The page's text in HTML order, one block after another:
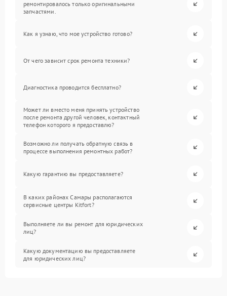
ремонтировалось только оригинальными
запчастями.
Как я узнаю, что мое устройство готово?
От чего зависит срок ремонта техники?
Диагностика проводится бесплатно?
Может ли вместо меня принять устройство
после ремонта другой человек, контактный
телефон которого я предоставлю?
Возможно ли получать обратную связь в
процессе выполнения ремонтных работ?
Какую гарантию вы предоставляете?
В каких районах Самары располагаются
сервисные центры Kitfort?
Выполняете ли вы ремонт для юридических
лиц?
Какую документацию вы предоставляете
для юридических лиц?